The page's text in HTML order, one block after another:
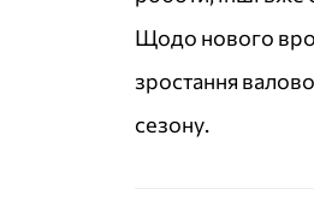
Щодо нового
зростання
сезону.